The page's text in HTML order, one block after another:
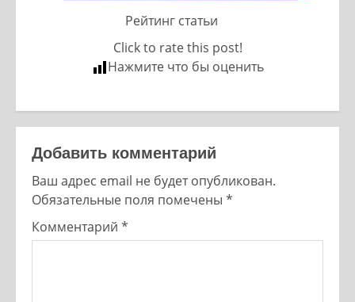
Рейтинг статьи
Click to rate this post!
Нажмите что бы оценить
Добавить комментарий
Ваш адрес email не будет опубликован.
Обязательные поля помечены *
Комментарий *